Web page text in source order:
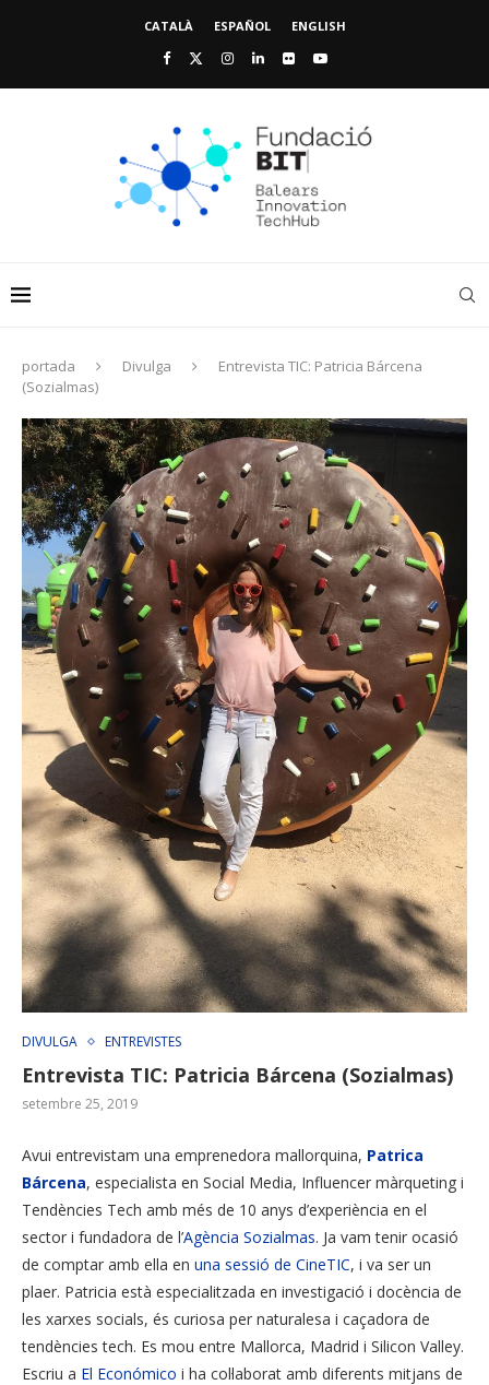
CATALÀ ESPAÑOL ENGLISH
portada Divulga
Entrevista TIC: Patricia Bárcena
(Sozialmas)
DIVULGA ENTREVISTES
Entrevista TIC: Patricia Bárcena (Sozialmas)
setembre 25, 2019
Avui entrevistam una emprenedora mallorquina, Patrica
Bárcena, especialista en Social Media, Influencer màrqueting i
Tendències Tech amb més de 10 anys d’experiència en el
sector i fundadora de l’Agència Sozialmas. Ja vam tenir ocasió
de comptar amb ella en una sessió de CineTIC, i va ser un
plaer. Patricia està especialitzada en investigació i docència de
les xarxes socials, és curiosa per naturalesa i caçadora de
tendències tech. Es mou entre Mallorca, Madrid i Silicon Valley.
Escriu a El Económico i ha col·laborat amb diferents mitjans de